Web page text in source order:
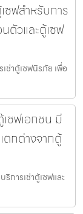
ฟสำหรับการ
ตัวและตู้เซฟ
ช่าตู้เซฟนิรภัย เพื่อ
ซฟเอกชน มี
ตกต่างจากตู้
การเช่าตู้เซฟและ